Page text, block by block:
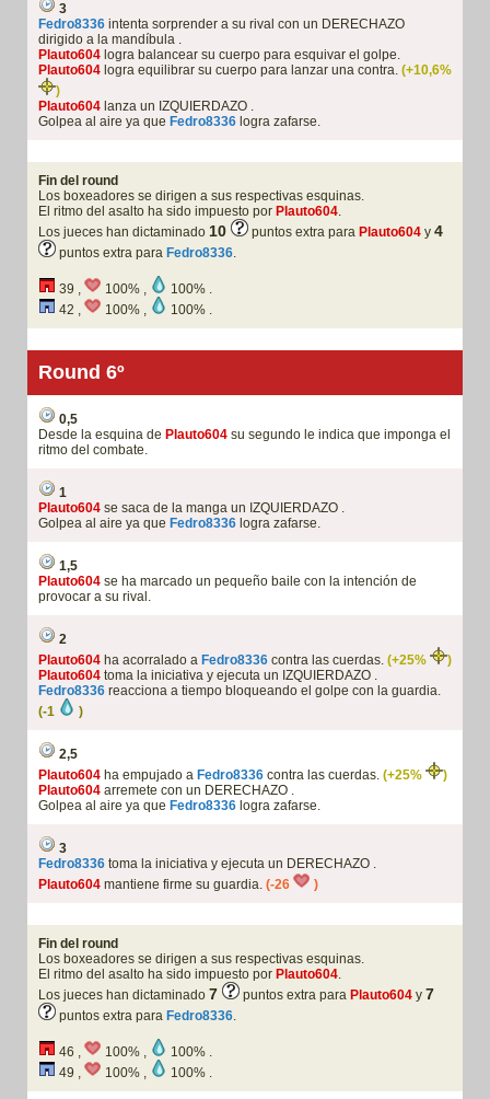
3
Fedro8336 intenta sorprender a su rival con un DERECHAZO
dirigido a la mandíbula .
Plauto604 logra balancear su cuerpo para esquivar el golpe.
Plauto604 logra equilibrar su cuerpo para lanzar una contra. (+10,6%
)
Plauto604 lanza un IZQUIERDAZO .
Golpea al aire ya que Fedro8336 logra zafarse.
Fin del round
Los boxeadores se dirigen a sus respectivas esquinas.
El ritmo del asalto ha sido impuesto por Plauto604.
Los jueces han dictaminado 10 puntos extra para Plauto604 y 4
puntos extra para Fedro8336.
39 , 100% ,
100% .
42 ,
100% , 100% .
Round 6º
0,5
Desde la esquina de Plauto604 su segundo le indica que imponga el
ritmo del combate.
1
Plauto604 se saca de la manga un IZQUIERDAZO .
Golpea al aire ya que Fedro8336 logra zafarse.
1,5
Plauto604 se ha marcado un pequeño baile con la intención de
provocar a su rival.
2
Plauto604 ha acorralado a Fedro8336 contra las cuerdas. (+25%
)
Plauto604 toma la iniciativa y ejecuta un IZQUIERDAZO .
Fedro8336 reacciona a tiempo bloqueando el golpe con la guardia.
(-1
)
2,5
Plauto604 ha empujado a Fedro8336 contra las cuerdas. (+25%
)
Plauto604 arremete con un DERECHAZO .
Golpea al aire ya que Fedro8336 logra zafarse.
3
Fedro8336 toma la iniciativa y ejecuta un DERECHAZO .
Plauto604 mantiene firme su guardia. (-26 )
Fin del round
Los boxeadores se dirigen a sus respectivas esquinas.
El ritmo del asalto ha sido impuesto por Plauto604.
Los jueces han dictaminado 7 puntos extra para Plauto604 y 7
puntos extra para Fedro8336.
46 , 100% ,
100% .
49 ,
100% , 100% .